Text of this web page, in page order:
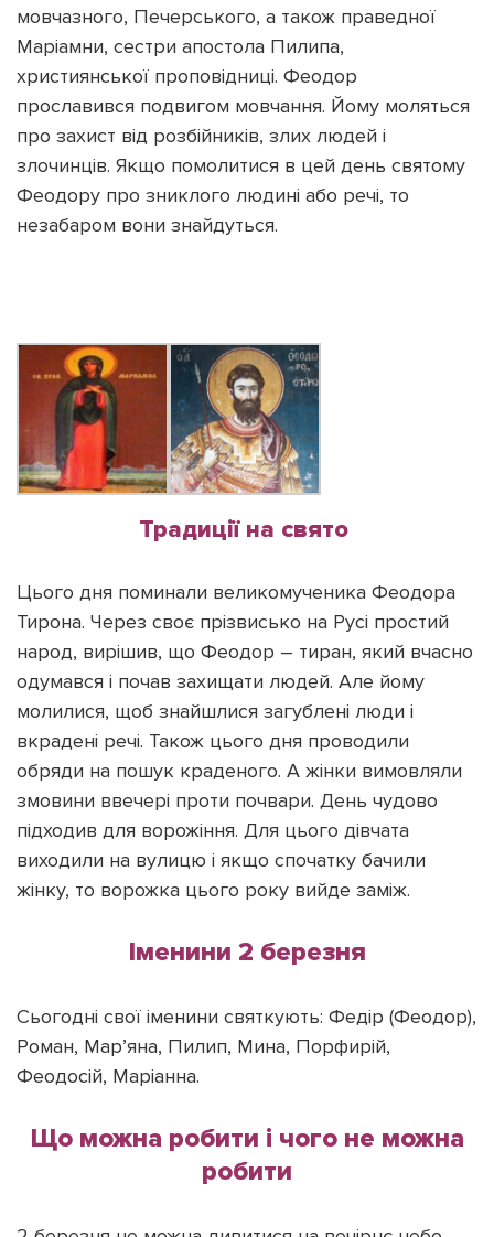
мовчазного, Печерського, а також праведної
Маріамни, сестри апостола Пилипа,
християнської проповідниці. Феодор
прославився подвигом мовчання. Йому моляться
про захист від розбійників, злих людей і
злочинців. Якщо помолитися в цей день святому
Феодору про зниклого людині або речі, то
незабаром вони знайдуться.
Традиції на свято
Цього дня поминали великомученика Феодора
Тирона. Через своє прізвисько на Русі простий
народ, вирішив, що Феодор – тиран, який вчасно
одумався і почав захищати людей. Але йому
молилися, щоб знайшлися загублені люди і
вкрадені речі. Також цього дня проводили
обряди на пошук краденого. А жінки вимовляли
змовини ввечері проти почвари. День чудово
підходив для ворожіння. Для цього дівчата
виходили на вулицю і якщо спочатку бачили
жінку, то ворожка цього року вийде заміж.
Іменини 2 березня
Сьогодні свої іменини святкують: Федір (Феодор),
Роман, Мар’яна, Пилип, Мина, Порфирій,
Феодосій, Маріанна.
Що можна робити і чого не можна
робити